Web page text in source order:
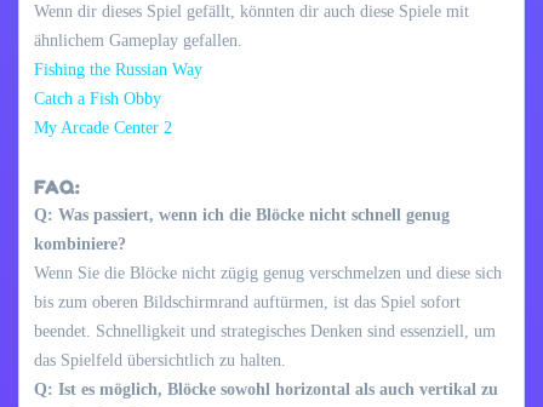
Wenn dir dieses Spiel gefällt, könnten dir auch diese Spiele mit
ähnlichem Gameplay gefallen.
Fishing the Russian Way
Catch a Fish Obby
My Arcade Center 2
FAQ:
Q: Was passiert, wenn ich die Blöcke nicht schnell genug
kombiniere?
Wenn Sie die Blöcke nicht zügig genug verschmelzen und diese sich
bis zum oberen Bildschirmrand auftürmen, ist das Spiel sofort
beendet. Schnelligkeit und strategisches Denken sind essenziell, um
das Spielfeld übersichtlich zu halten.
Q: Ist es möglich, Blöcke sowohl horizontal als auch vertikal zu